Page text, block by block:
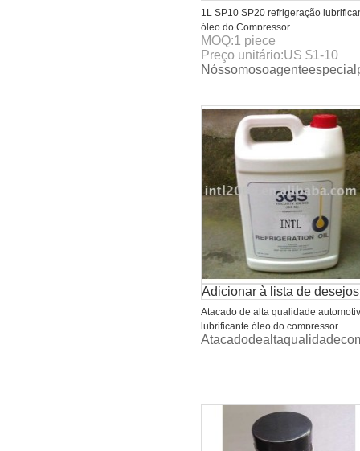
1L SP10 SP20 refrigeração
óleo do Compressor
MOQ:1 piece
Preço unitário:US $1-10
Adicionar à lista de desejos
Atacado de alta qualidade
lubrificante óleo do compressor
SUNICO